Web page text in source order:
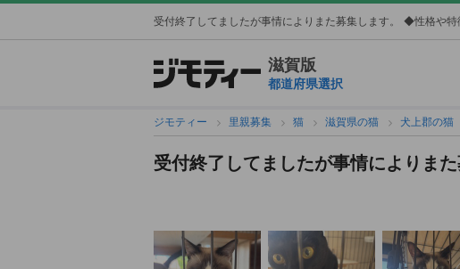
受付終了してましたが事情によりまた募集します。 ◆性格や特
滋賀版
都道府県選択
ジモティー 里親募集 猫 滋賀県の猫 犬上郡の猫
受付終了してましたが事情によりまた